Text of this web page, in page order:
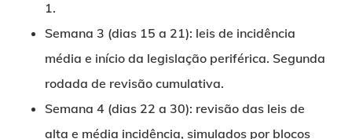
1.
Semana 3 (dias 15 a 21): leis de incidência
média e início da legislação periférica. Segunda
rodada de revisão cumulativa.
Semana 4 (dias 22 a 30): revisão das leis de
alta e média incidência, simulados por blocos